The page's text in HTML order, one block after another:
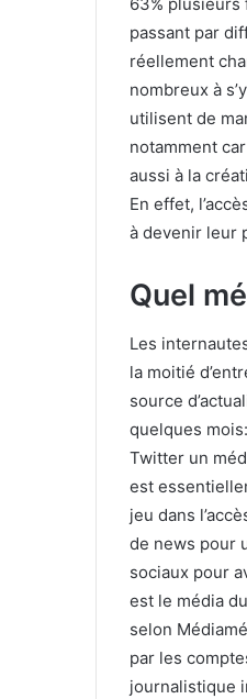
passant par
réellement
nombreux à
utilisent de
notamment
aussi à la
En effet,
à devenir leur
Quel
Les
la moitié
source
quelques
Twitter un
est
jeu dans
de news pour
sociaux pour
est le média
selon
par les
journalistique